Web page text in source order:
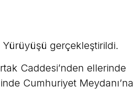
Yürüyüşü gerçekleştirildi.
Caddesi’nden ellerinde
Cumhuriyet Meydanı’na